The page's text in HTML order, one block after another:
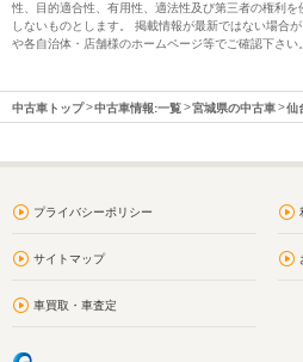
性、目的適合性、有用性、適法性及び第三者の権利
しないものとします。 掲載情報が最新ではない場合
や各自治体・店舗様のホームページ等でご確認下さい。
中古車トップ 中古車情報:一覧 宮城県の中古車 仙
プライバシーポリシー
サイトマップ
車買取・車査定